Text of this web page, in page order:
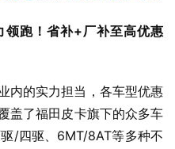
领跑！ 省补+厂补至高优惠
内的实力担当，各车型优惠
盖了福田皮卡旗下的众多车
/四驱、6MT/8AT等多种不